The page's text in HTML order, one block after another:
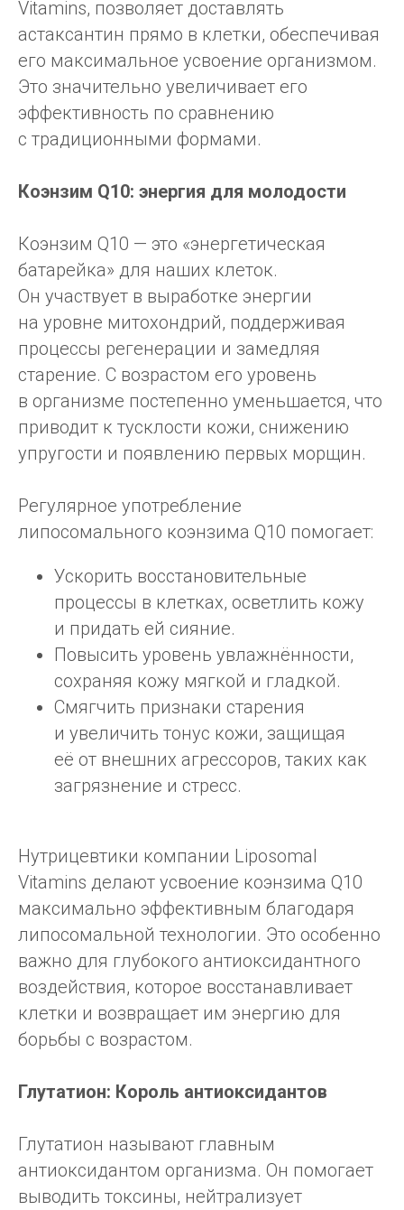
Vitamins, позволяет доставлять
астаксантин прямо в клетки, обеспечивая
его максимальное усвоение организмом.
Это значительно увеличивает его
эффективность по сравнению
с традиционными формами.
Коэнзим Q10: энергия для молодости
Коэнзим Q10 — это «энергетическая
батарейка» для наших клеток.
Он участвует в выработке энергии
на уровне митохондрий, поддерживая
процессы регенерации и замедляя
старение. С возрастом его уровень
в организме постепенно уменьшается, что
приводит к тусклости кожи, снижению
упругости и появлению первых морщин.
Регулярное употребление
липосомального коэнзима Q10 помогает:
Ускорить восстановительные
процессы в клетках, осветлить кожу
и придать ей сияние.
Повысить уровень увлажнённости,
сохраняя кожу мягкой и гладкой.
Смягчить признаки старения
и увеличить тонус кожи, защищая
её от внешних агрессоров, таких как
загрязнение и стресс.
Нутрицевтики компании Liposomal
Vitamins делают усвоение коэнзима Q10
максимально эффективным благодаря
липосомальной технологии. Это особенно
важно для глубокого антиоксидантного
воздействия, которое восстанавливает
клетки и возвращает им энергию для
борьбы с возрастом.
Глутатион: Король антиоксидантов
Глутатион называют главным
антиоксидантом организма. Он помогает
выводить токсины, нейтрализует